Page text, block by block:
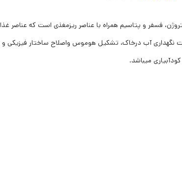
فسفر و پتاسیم همراه با عناصر ریزمغذی است که عناصر
نگهداری آب درخاک، تشکیل هوموس واصلاح ساختار فیزیکی
می­باشد.